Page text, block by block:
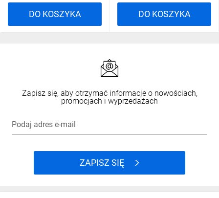
DO KOSZYKA DO KOSZYKA
Zapisz się, aby otrzymać informacje o nowościach,
promocjach i wyprzedażach
Podaj adres e-mail
ZAPISZ SIĘ